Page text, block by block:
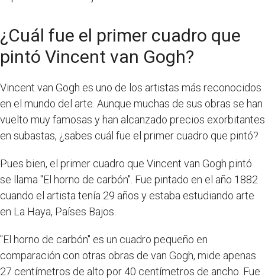
¿Cuál fue el primer cuadro que
pintó Vincent van Gogh?
Vincent van Gogh es uno de los artistas más reconocidos
en el mundo del arte. Aunque muchas de sus obras se han
vuelto muy famosas y han alcanzado precios exorbitantes
en subastas, ¿sabes cuál fue el primer cuadro que pintó?
Pues bien, el primer cuadro que Vincent van Gogh pintó
se llama "El horno de carbón". Fue pintado en el año 1882
cuando el artista tenía 29 años y estaba estudiando arte
en La Haya, Países Bajos.
"El horno de carbón" es un cuadro pequeño en
comparación con otras obras de van Gogh, mide apenas
27 centímetros de alto por 40 centímetros de ancho. Fue